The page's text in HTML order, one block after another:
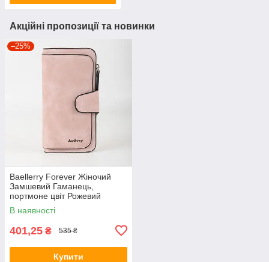
Акційні пропозиції та новинки
–25%
Baellerry Forever Жіночий
Замшевий Гаманець,
портмоне цвіт Рожевий
В наявності
401,25 ₴ 535 ₴
Купити